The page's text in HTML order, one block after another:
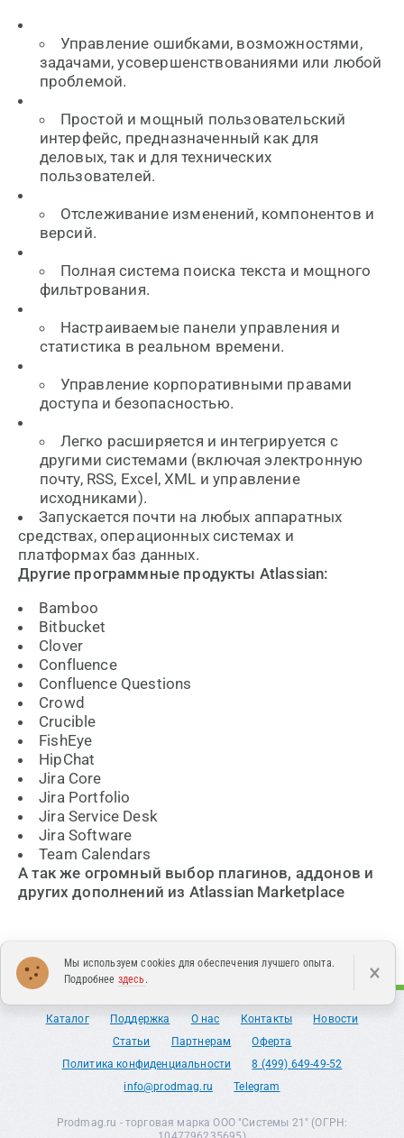
Управление ошибками, возможностями,
задачами, усовершенствованиями или любой
проблемой.
Простой и мощный пользовательский
интерфейс, предназначенный как для
деловых, так и для технических
пользователей.
Отслеживание изменений, компонентов и
версий.
Полная система поиска текста и мощного
фильтрования.
Настраиваемые панели управления и
статистика в реальном времени.
Управление корпоративными правами
доступа и безопасностью.
Легко расширяется и интегрируется с
другими системами (включая электронную
почту, RSS, Excel, XML и управление
исходниками).
Запускается почти на любых аппаратных
средствах, операционных системах и
платформах баз данных.
Другие программные продукты Atlassian:
Bamboo
Bitbucket
Clover
Confluence
Confluence Questions
Crowd
Crucible
FishEye
HipChat
Jira Core
Jira Portfolio
Jira Service Desk
Jira Software
Team Calendars
А так же огромный выбор плагинов, аддонов и
других дополнений из Atlassian Marketplace
Каталог Поддержка О нас Контакты
Новости
Статьи
Партнерам
Оферта
Политика конфиденциальности
8 (499) 649-49-52
info@prodmag.ru
Telegram
Prodmag.ru - торговая марка ООО "Системы 21" (ОГРН:
Мы используем cookies для обеспечения лучшего опыта.
Подробнее здесь. ×